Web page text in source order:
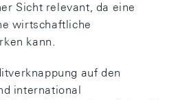
Sicht relevant, da eine
wirtschaftliche
kann.
auf den
international